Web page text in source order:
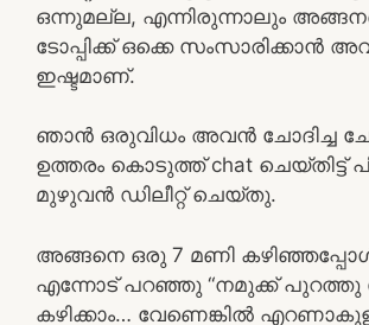
ഒന്നുമല്ല, എന്നിരുന്നാലും
ടോപ്പിക്ക് ഒക്കെ സംസാരിക്കാൻ
ഇഷ്ടമാണ്.
ഞാൻ ഒരുവിധം അവൻ ചോദിച്ച
ഉത്തരം കൊടുത്ത് chat ചെയ്തിട്ട്
മുഴുവൻ ഡിലീറ്റ് ചെയ്തു.
അങ്ങനെ ഒരു 7 മണി
എന്നോട് പറഞ്ഞു “നമുക്ക് പുറത്തു
കഴിക്കാം… വേണെങ്കിൽ